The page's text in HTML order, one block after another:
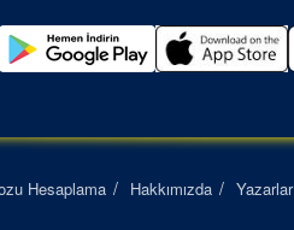
Hesaplama Hakkımızda Yazarlar